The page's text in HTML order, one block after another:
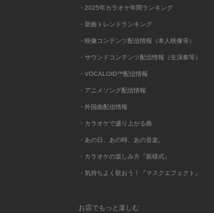
・2025年カラオケ年間ランキング
・新曲トレンドランキング
・映像コンテンツ配信情報（本人映像等）
・サウンドコンテンツ配信情報（生演奏等）
・VOCALOID™配信情報
・アニメソング配信情報
・外国曲配信情報
・カラオケで盛り上がる曲
・あの日、あの時、あの音楽。
・カラオケの楽しみ方『新様式』
・気持ちよく歌おう！『マスクエフェクト』
お店でもっと楽しむ